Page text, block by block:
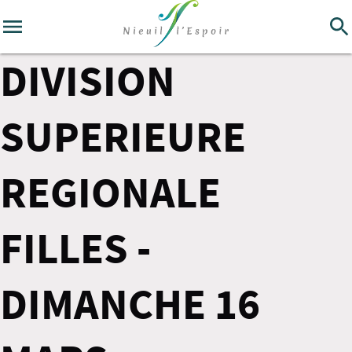
DIVISION
SUPERIEURE
REGIONALE
FILLES -
DIMANCHE 16